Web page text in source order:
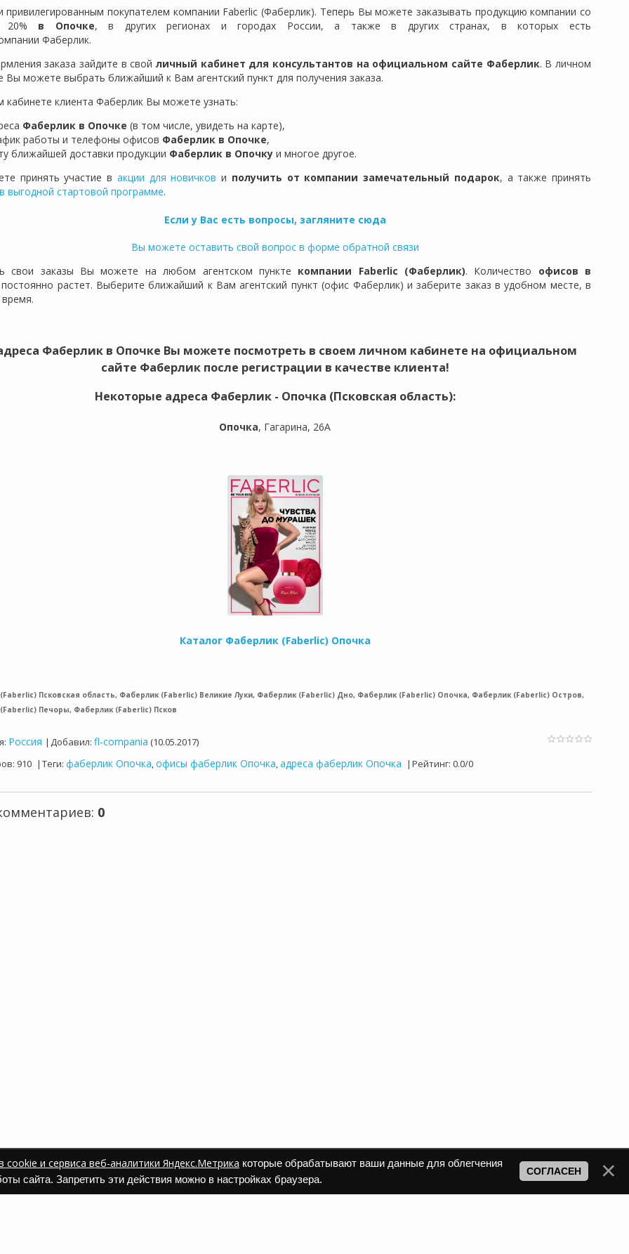
привилегированным покупателем компании Faberlic (Фаберлик). Теперь Вы можете заказывать продукцию компании со
20% в Опочке, в других регионах и городах России, а также в других странах, в которых есть
Фаберлик.
заказа зайдите в свой личный кабинет для консультантов на официальном сайте Фаберлик. В личном
Вы можете выбрать ближайший к Вам агентский пункт для получения заказа.
кабинете клиента Фаберлик Вы можете узнать:
Фаберлик в Опочке (в том числе, увидеть на карте),
работы и телефоны офисов Фаберлик в Опочке,
ближайшей доставки продукции Фаберлик в Опочку и многое другое.
принять участие в акции для новичков и получить от компании замечательный подарок, а также принять
в выгодной стартовой программе.
Если у Вас есть вопросы, загляните сюда
Вы можете оставить свой вопрос в форме обратной связи
свои заказы Вы можете на любом агентском пункте компании Faberlic (Фаберлик). Количество офисов в
постоянно растет. Выберите ближайший к Вам агентский пункт (офис Фаберлик) и заберите заказ в удобном месте, в
Фаберлик в Опочке Вы можете посмотреть в своем личном кабинете на официальном
сайте Фаберлик после регистрации в качестве клиента!
Некоторые адреса Фаберлик - Опочка (Псковская область):
Опочка, Гагарина, 26А
Каталог Фаберлик (Faberlic) Опочка
Псковская область, Фаберлик (Faberlic) Великие Луки, Фаберлик (Faberlic) Дно, Фаберлик (Faberlic) Опочка, Фаберлик (Faberlic) Остров,
Печоры, Фаберлик (Faberlic) Псков
: Россия | Добавил: fl-compania (10.05.2017)
: 910 | Теги: фаберлик Опочка,офисы фаберлик Опочка,адреса фаберлик Опочка | Рейтинг: 0.0/0
: 0
cookie и сервиса веб-аналитики Яндекс.Метрика которые обрабатывают ваши данные для облегчения
сайта. Запретить эти действия можно в настройках браузера.
СОГЛАСЕН